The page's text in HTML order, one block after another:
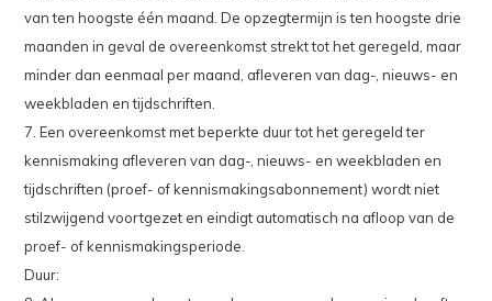
van ten hoogste één maand. De opzegtermijn is ten hoogste drie
maanden in geval de overeenkomst strekt tot het geregeld, maar
minder dan eenmaal per maand, afleveren van dag-, nieuws- en
weekbladen en tijdschriften.
7. Een overeenkomst met beperkte duur tot het geregeld ter
kennismaking afleveren van dag-, nieuws- en weekbladen en
tijdschriften (proef- of kennismakingsabonnement) wordt niet
stilzwijgend voortgezet en eindigt automatisch na afloop van de
proef- of kennismakingsperiode.
Duur: